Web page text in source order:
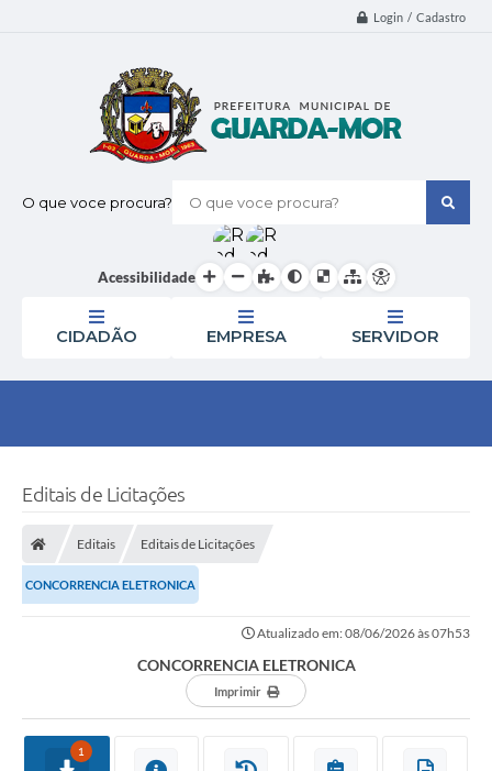
Login / Cadastro
O que voce procura?
Acessibilidade
CIDADÃO EMPRESA SERVIDOR
Editais de Licitações
Editais Editais de Licitações
CONCORRENCIA ELETRONICA
Atualizado em: 08/06/2026 às 07h53
CONCORRENCIA ELETRONICA
Imprimir
1